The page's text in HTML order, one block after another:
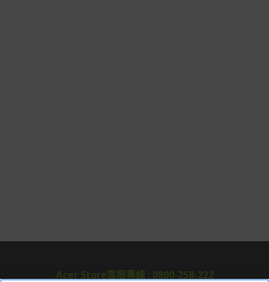
Acer Store客服專線 : 0800-258-222